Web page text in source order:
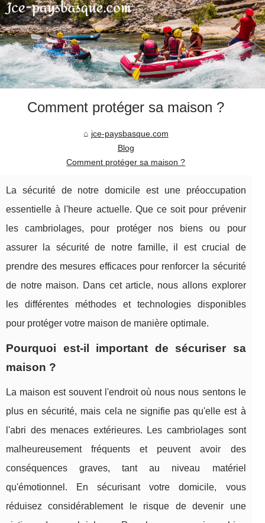
Comment protéger sa maison ?
jce-paysbasque.com
Blog
Comment protéger sa maison ?
La sécurité de notre domicile est une préoccupation
essentielle à l'heure actuelle. Que ce soit pour prévenir
les cambriolages, pour protéger nos biens ou pour
assurer la sécurité de notre famille, il est crucial de
prendre des mesures efficaces pour renforcer la sécurité
de notre maison. Dans cet article, nous allons explorer
les différentes méthodes et technologies disponibles
pour protéger votre maison de manière optimale.
Pourquoi est-il important de sécuriser sa
maison ?
La maison est souvent l'endroit où nous nous sentons le
plus en sécurité, mais cela ne signifie pas qu'elle est à
l'abri des menaces extérieures. Les cambriolages sont
malheureusement fréquents et peuvent avoir des
conséquences graves, tant au niveau matériel
qu'émotionnel. En sécurisant votre domicile, vous
réduisez considérablement le risque de devenir une